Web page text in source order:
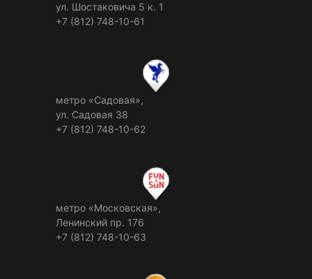
ул. Шостаковича 5 к. 1
+7 (812) 748-10-61
метро «Садовая»,
ул. Садовая 38
+7 (812) 748-10-62
метро «Московская»,
Ленинский пр. 176
+7 (812) 748-10-63